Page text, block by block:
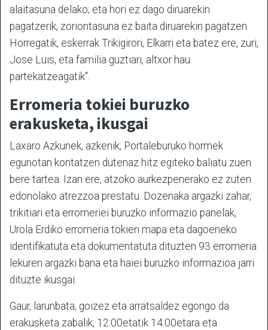
alaitasuna delako; eta hori ez dago diruarekin
pagatzerik, zoriontasuna ez baita diruarekin pagatzen.
Horregatik, eskerrak Trikigirori, Elkarri eta batez ere, zuri,
Jose Luis, eta familia guztiari, altxor hau
partekatzeagatik".
Erromeria tokiei buruzko
erakusketa, ikusgai
Laxaro Azkunek, azkenik, Portaleburuko hormek
egunotan kontatzen dutenaz hitz egiteko baliatu zuen
bere tartea. Izan ere, atzoko aurkezpenerako ez zuten
edonolako atrezzoa prestatu. Dozenaka argazki zahar,
trikitiari eta erromeriei buruzko informazio panelak,
Urola Erdiko erromeria tokien mapa eta dagoeneko
identifikatuta eta dokumentatuta dituzten 93 erromeria
lekuren argazki bana eta haiei buruzko informazioa jarri
dituzte ikusgai.
Gaur, larunbata, goizez eta arratsaldez egongo da
erakusketa zabalik, 12:00etatik 14:00etara eta